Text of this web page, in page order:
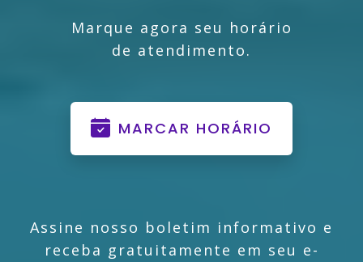
Marque agora seu horário
de atendimento.
MARCAR HORÁRIO
Assine nosso boletim informativo e
receba gratuitamente em seu e-